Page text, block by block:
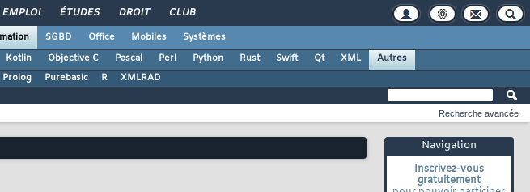
EMPLOI ÉTUDES DROIT CLUB
SGBD Office Mobiles
Systèmes
Kotlin Objective C Pascal Perl Python Rust Swift Qt XML
Autres
Prolog Purebasic R XMLRAD
Navigation
Inscrivez-vous
gratuitement
Recherche avancée